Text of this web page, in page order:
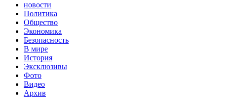
новости
Политика
Общество
Экономика
Безопасность
В мире
История
Эксклюзивы
Фото
Видео
Архив